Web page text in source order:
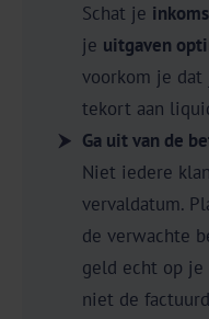
Schat je
je uitgaven
voorkom je
tekort aan
Ga uit van de
Niet iedere
vervaldatum.
de verwachte
geld echt op je
niet de